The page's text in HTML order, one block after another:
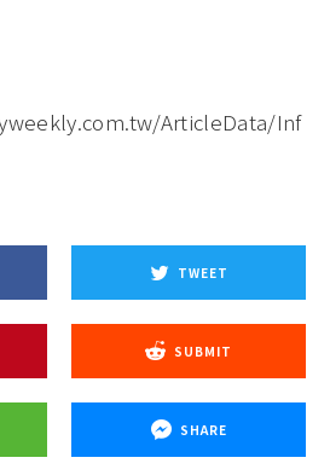
ArticleData/Inf
TWEET
SUBMIT
SHARE